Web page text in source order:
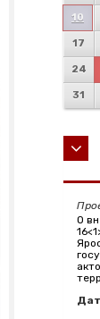
10
17
24
31
О